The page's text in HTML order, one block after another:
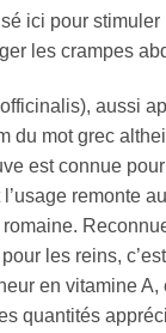
ici pour
les crampes
aussi
du mot grec
est connue
remonte
romaine.
les reins,
en vitamine A,
quantités